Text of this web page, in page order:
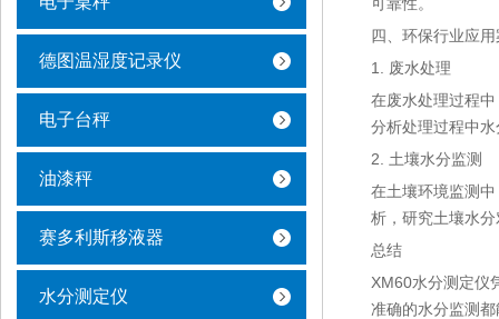
德图温湿度记录仪
电子台秤
油漆秤
赛多利斯移液器
水分测定仪
四、环保行业应
1. 废水处理
在废水处理过程
分析处理过程中
2. 土壤水分监测
在土壤环境监测
析，研究土壤水
总结
XM60水分测定仪
准确的水分监测